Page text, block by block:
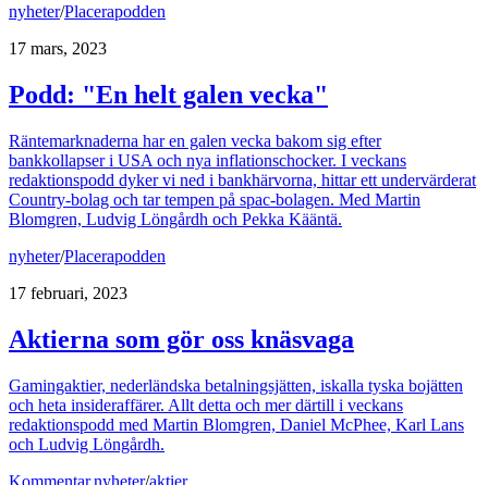
nyheter/Placerapodden
17 mars, 2023
Podd: "En helt galen vecka"
Räntemarknaderna har en galen vecka bakom sig efter
bankkollapser i USA och nya inflationschocker. I veckans
redaktionspodd dyker vi ned i bankhärvorna, hittar ett undervärderat
Country-bolag och tar tempen på spac-bolagen. Med Martin
Blomgren, Ludvig Löngårdh och Pekka Kääntä.
nyheter/Placerapodden
17 februari, 2023
Aktierna som gör oss knäsvaga
Gamingaktier, nederländska betalningsjätten, iskalla tyska bojätten
och heta insideraffärer. Allt detta och mer därtill i veckans
redaktionspodd med Martin Blomgren, Daniel McPhee, Karl Lans
och Ludvig Löngårdh.
Kommentar,nyheter/aktier